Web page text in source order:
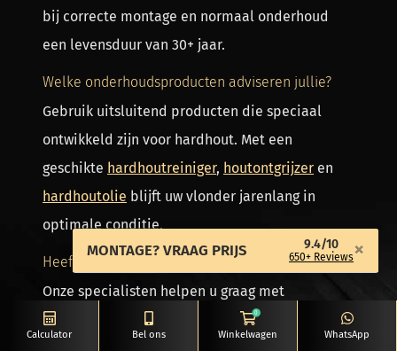
bij correcte montage en normaal onderhoud
een levensduur van 30+ jaar.
Welke onderhoudsproducten adviseren jullie?
Gebruik uitsluitend producten die speciaal
ontwikkeld zijn voor hardhout. Met een
geschikte hardhoutreiniger, houtontgrijzer en
hardhoutolie blijft uw vlonder jarenlang in
optimale conditie.
Heeft u nog vragen?
Onze specialisten helpen u graag met
persoonlijk advies over het reinigen,
MONTAGE? VRAAG PRIJS 9.4/10
650+ Reviews×
Calculator Bel ons
0
Winkelwagen WhatsApp